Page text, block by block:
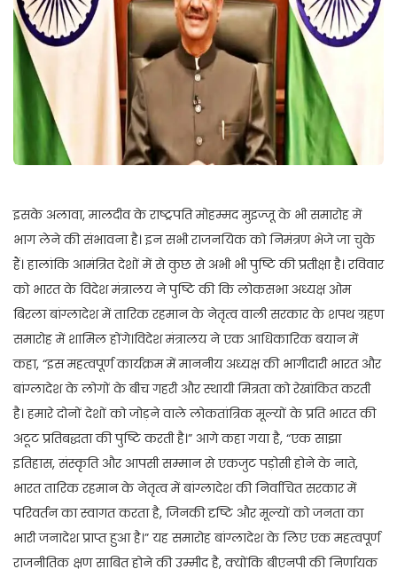
इसके अलावा, मालदीव के राष्ट्रपति मोहम्मद मुइज्जू के भी समारोह में
भाग लेने की संभावना है। इन सभी राजनयिक को निमंत्रण भेजे जा चुके
हैं। हालांकि आमंत्रित देशों में से कुछ से अभी भी पुष्टि की प्रतीक्षा है। रविवार
को भारत के विदेश मंत्रालय ने पुष्टि की कि लोकसभा अध्यक्ष ओम
बिरला बांग्लादेश में तारिक रहमान के नेतृत्व वाली सरकार के शपथ ग्रहण
समारोह में शामिल होंगे।विदेश मंत्रालय ने एक आधिकारिक बयान में
कहा, “इस महत्वपूर्ण कार्यक्रम में माननीय अध्यक्ष की भागीदारी भारत और
बांग्लादेश के लोगों के बीच गहरी और स्थायी मित्रता को रेखांकित करती
है। हमारे दोनों देशों को जोड़ने वाले लोकतांत्रिक मूल्यों के प्रति भारत की
अटूट प्रतिबद्धता की पुष्टि करती है।” आगे कहा गया है, “एक साझा
इतिहास, संस्कृति और आपसी सम्मान से एकजुट पड़ोसी होने के नाते,
भारत तारिक रहमान के नेतृत्व में बांग्लादेश की निर्वाचित सरकार में
परिवर्तन का स्वागत करता है, जिनकी दृष्टि और मूल्यों को जनता का
भारी जनादेश प्राप्त हुआ है।” यह समारोह बांग्लादेश के लिए एक महत्वपूर्ण
राजनीतिक क्षण साबित होने की उम्मीद है, क्योंकि बीएनपी की निर्णायक